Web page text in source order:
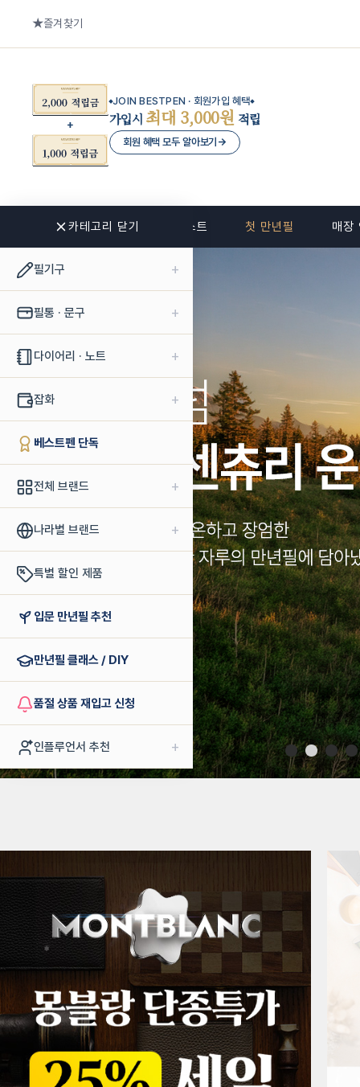
즐겨찾기
JOIN BESTPEN · 회원가입 혜택
가입시 최대 3,000원 적립
회원 혜택 모두 알아보기 →
카테고리 닫기
필기구 +
필통 · 문구 +
다이어리 · 노트 +
잡화 +
베스트펜 단독
전체 브랜드 +
나라별 브랜드 +
특별 할인 제품
입문 만년필 추천
만년필 클래스 / DIY
품절 상품 재입고 신청
인플루언서 추천 +
신상품 베스트 첫 만년필 매장